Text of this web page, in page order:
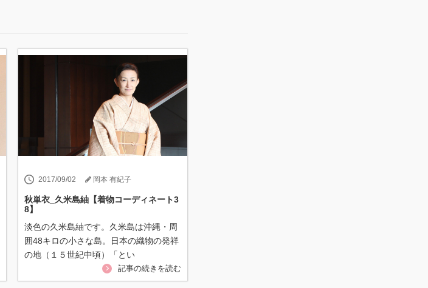
2017/09/02 岡本 有紀子
秋単衣_久米島紬【着物コーディネート3
8】
淡色の久米島紬です。久米島は沖縄・周
囲48キロの小さな島。日本の織物の発祥
の地（１５世紀中頃）「とい
記事の続きを読む